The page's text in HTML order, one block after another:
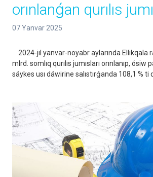
orınlanǵan qurılıs
07 Yanvar 2025
2024-jıl yanvar-noyabr aylarında Ellikqala
mlrd. somlıq qurılıs jumısları orınlanıp, ósiw
sáykes usı dáwirine salıstırǵanda 108,1 % ti